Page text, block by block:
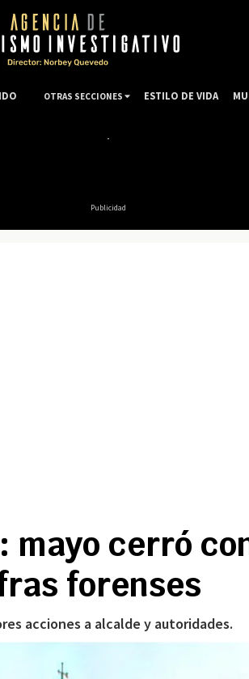
Publicidad
cerró
forenses
acciones a alcalde y autoridades.
OTRAS SECCIONES ESTILO DE VIDA